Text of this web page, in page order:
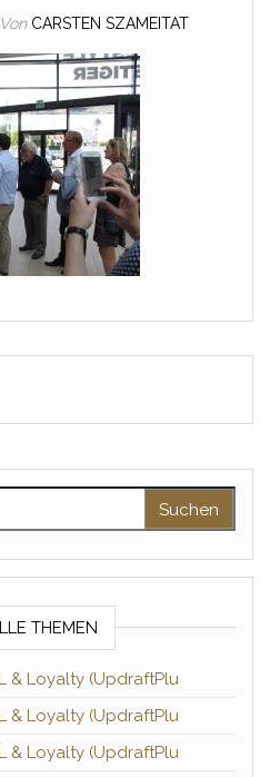
Von CARSTEN SZAMEITAT
THEMEN
& Loyalty (UpdraftPlu
& Loyalty (UpdraftPlu
& Loyalty (UpdraftPlu